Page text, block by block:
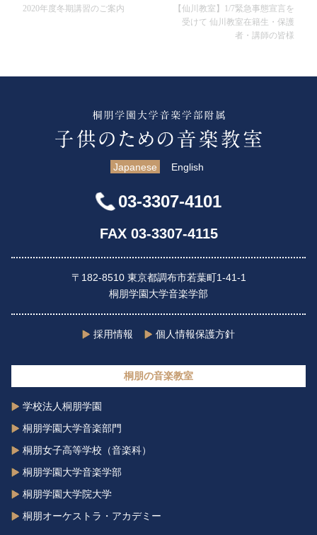
2020年度冬期講習のご案内
【仙川教室】1/7緊急事態宣言を
受けて 仙川教室在籍生・保護
者・講師の皆様
Japanese English
03-3307-4101
FAX 03-3307-4115
〒182-8510 東京都調布市若葉町1-41-1
桐朋学園大学音楽学部
採用情報 個人情報保護方針
桐朋の音楽教室
学校法人桐朋学園
桐朋学園大学音楽部門
桐朋女子高等学校（音楽科）
桐朋学園大学音楽学部
桐朋学園大学院大学
桐朋オーケストラ・アカデミー